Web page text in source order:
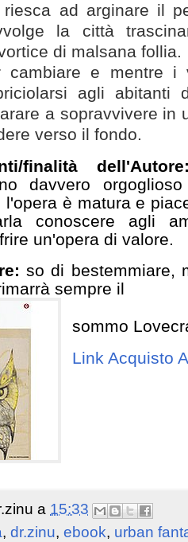
ad arginare il
la città
di malsana follia.
cambiare e mentre i
agli abitanti
a sopravvivere in
verso il fondo.
finalità
davvero
l'opera è matura e
conoscere agli
un'opera di valore.
so di bestemmiare,
sempre il
sommo
Link Acquisto
a 15:33
, dr.zinu, ebook, urban